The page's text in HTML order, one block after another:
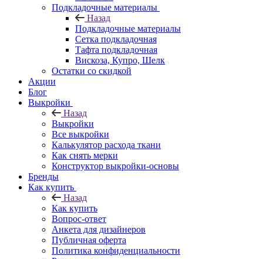
Подкладочные материалы
Назад
Подкладочные материалы
Сетка подкладочная
Тафта подкладочная
Вискоза, Купро, Шелк
Остатки со скидкой
Акции
Блог
Выкройки
Назад
Выкройки
Все выкройки
Калькулятор расхода ткани
Как снять мерки
Конструктор выкройки-основы
Бренды
Как купить
Назад
Как купить
Вопрос-ответ
Анкета для дизайнеров
Публичная оферта
Политика конфиденциальности